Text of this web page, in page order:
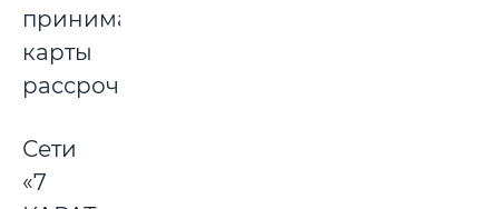
принимают
карты
рассрочки.
Сети
«7